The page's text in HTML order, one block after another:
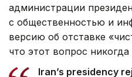
администрации
с общественностью и
версию об отставке
что этот вопрос
Iran’s presidency